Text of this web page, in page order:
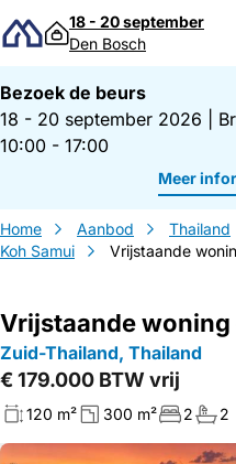
Direct naar inhoud
18 - 20 september
Den Bosch
Bezoek de beurs
18 - 20 september 2026
10:00 - 17:00
Meer
Home Aanbod Thailand
Koh Samui
Vrijstaande
Vrijstaande woning
Zuid-Thailand, Thailand
€ 179.000 BTW vrij
120 m² 300 m² 2 2